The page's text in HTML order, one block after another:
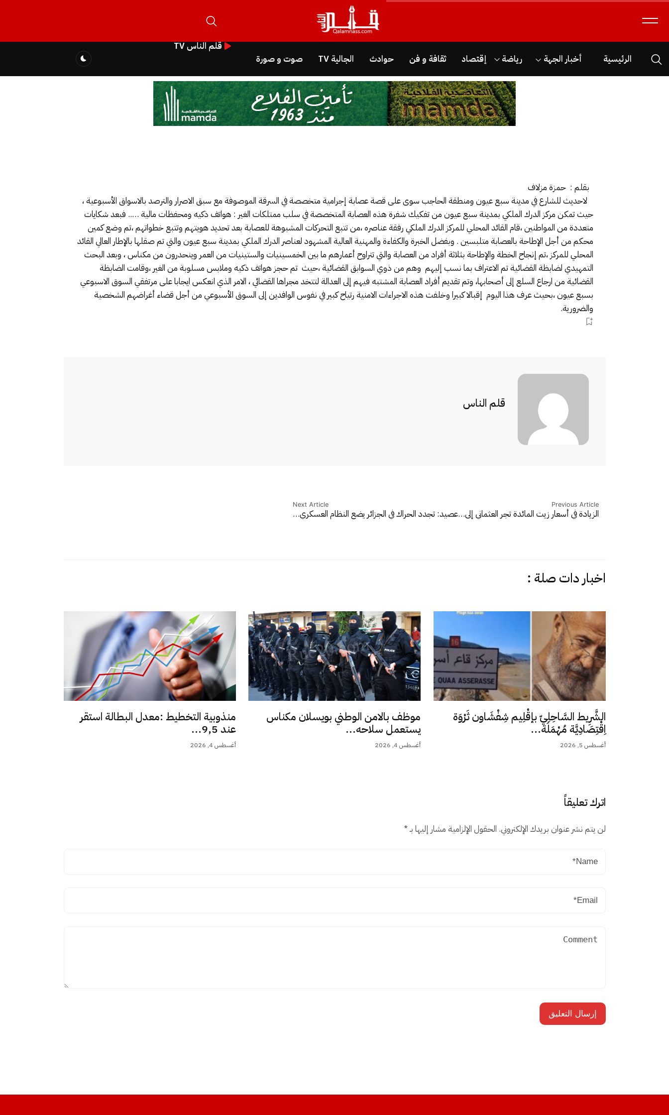
الرئيسية أخبار الجهة رياضة إقتصاد ثقافة و فن حوادث الجالية TV صوت و صورة
قلم الناس TV
بقلم : حمزة مزلاف
لاحديث للشارع في مدينة سبع عيون ومنطقة الحاجب سوى على قصة عصابة إجرامية متخصصة في السرقة الموصوفة مع سبق الاصرار والترصد بالاسواق الأسبوعية ،
حيث تمكن مركز الدرك الملكي بمدينة سبع عيون من تفكيك شفرة هذه العصابة المتخصصة في سلب ممتلكات الغير : هواتف ذكيه ومحفظات مالية ….. فبعد شكايات
متعددة من المواطنين ،قام القائد المحلي للمركز الدرك الملكي رفقة عناصره ،من تتبع التحركات المشبوهة للعصابة بعد تحديد ه‍ويتهم وتتبع خطواتهم ،تم وضع كمين
محكم من أجل الإطاحة بالعصابة متلبسين . وبفضل الخبرة والكفاءة والمهنية العالية المشهود لعناصر الدرك الملكي بمدينة سبع عيون والتي تم صقلها بالإطار العالي القائد
المحلي للمركز ،تم إنجاح الخطة والإطاحة بثلاثة أفراد من العصابة والتي تتراوح أعمارهم ما بين الخمسينيات والستينيات من العمر وينحدرون من مكناس ، وبعد البحث
التمهيدي لضابظة القضائية تم الاعتراف بما نسب إليهم وهم من ذوي السوابق القضائية ،حيث تم حجز هواتف ذكيه وملابس مسلوبة من الغير ،وقامت الضابظة
القضائية من ارجاع السلع إلى أصحابها، وتم تقديم أفراد العصابة المشتبه فيهم إلى العدالة لتتخد مجراها القضائي ، الامر الذي انعكس ايجابا على مرتفقي السوق الاسبوعي
بسبع عيون ،بحيث عرف هذا اليوم إقبالا كبيرا وخلفت هذه الاجراءات الامنية رتياح كبير في نفوس الوافدين إلى السوق الأسبوعي من أجل قضاء أغراضهم الشخصية
والضرورية.
قلم الناس
Previous Article
الزيادة في أسعار زيت المائدة تجر العثماني إلى…
Next Article
عصيد: تجدد الحراك في الجزائر يضع النظام العسكري…
اخبار دات صلة :
الشَّرِيط السَّاحِلِيّ بإقْلِيم شِفْشَاون ثَرْوَة
اِقْتِصَادِيَّة مُهْمَلَة...
أغسطس 5, 2026
موظف بالامن الوطني بويسلان مكناس
يستعمل سلاحه...
أغسطس 4, 2026
منذوبية التخطيط :معدل البطالة استقر
عند 9,5...
أغسطس 4, 2026
اترك تعليقاً
لن يتم نشر عنوان بريدك الإلكتروني. الحقول الإلزامية مشار إليها بـ*